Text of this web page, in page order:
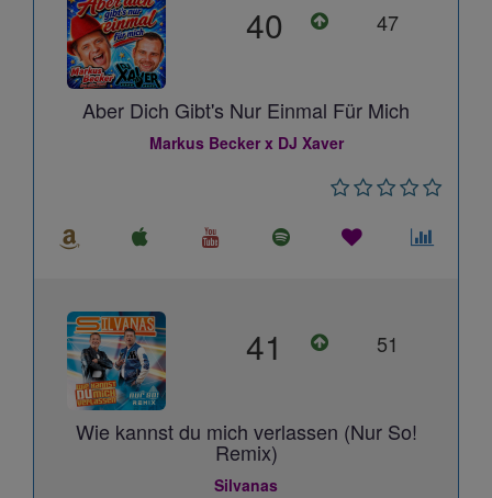
40 47
Aber Dich Gibt's Nur Einmal Für Mich
Markus Becker x DJ Xaver
41 51
Wie kannst du mich verlassen (Nur So!
Remix)
Silvanas